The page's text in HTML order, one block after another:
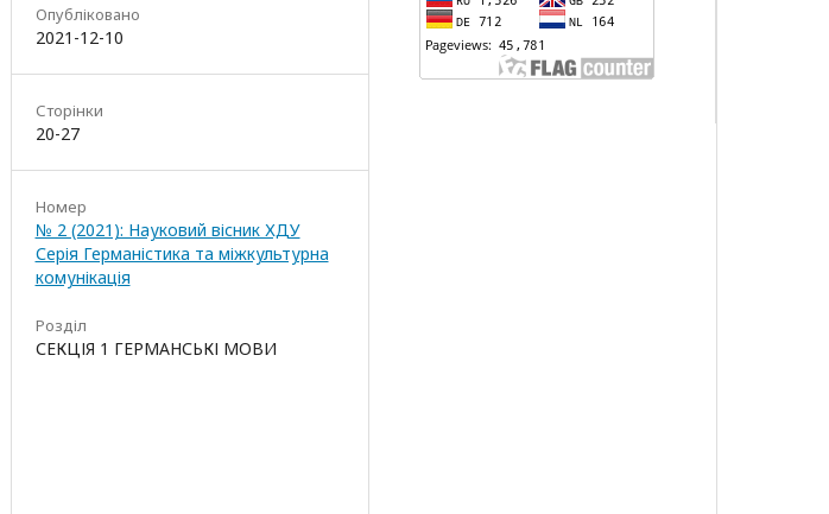
Опубліковано
2021-12-10
Сторінки
20-27
Номер
№ 2 (2021): Науковий вісник ХДУ
Серія Германістика та міжкультурна
комунікація
Розділ
СЕКЦІЯ 1 ГЕРМАНСЬКІ МОВИ